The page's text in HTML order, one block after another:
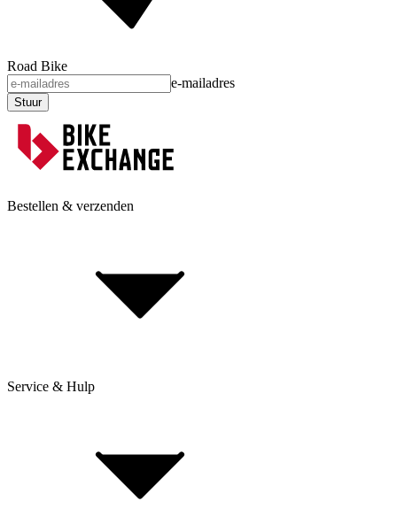
Road Bike
e-mailadres
Stuur
Bestellen & verzenden
Levering & verzending
Service & Hulp